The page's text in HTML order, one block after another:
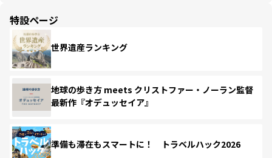
特設ページ
世界遺産ランキング
地球の歩き方 meets クリストファー・ノーラン監督
最新作『オデュッセイア』
準備も滞在もスマートに！ トラベルハック2026